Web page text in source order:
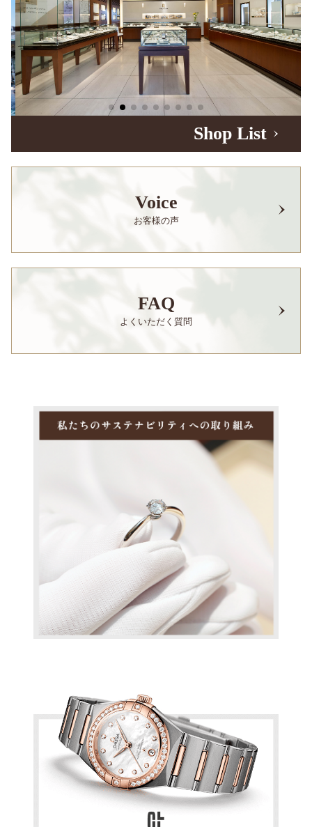
Shop List
Voice
お客様の声
FAQ
よくいただく質問